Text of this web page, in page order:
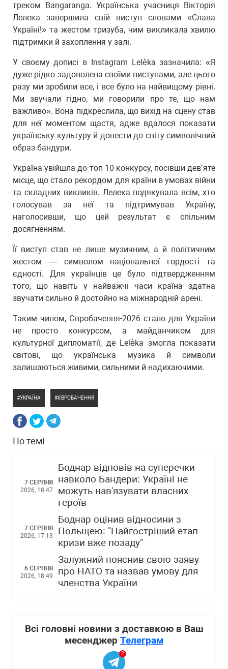
треком Bangaranga. Українська учасниця Вікторія
Лелека завершила свій виступ словами «Слава
Україні!» та жестом тризуба, чим викликала хвилю
підтримки й захоплення у залі.
У своєму дописі в Instagram Lelèka зазначила: «Я
дуже рідко задоволена своїми виступами, але цього
разу ми зробили все, і все було на найвищому рівні.
Ми звучали гідно, ми говорили про те, що нам
важливо». Вона підкреслила, що вихід на сцену став
для неї моментом щастя, адже вдалося показати
українську культуру й донести до світу символічний
образ бандури.
Україна увійшла до топ-10 конкурсу, посівши дев’яте
місце, що стало рекордом для країни в умовах війни
та складних викликів. Лелека подякувала всім, хто
голосував за неї та підтримував Україну,
наголосивши, що цей результат є спільним
досягненням.
Її виступ став не лише музичним, а й політичним
жестом — символом національної гордості та
єдності. Для українців це було підтвердженням
того, що навіть у найважчі часи країна здатна
звучати сильно й достойно на міжнародній арені.
Таким чином, Євробачення-2026 стало для України
не просто конкурсом, а майданчиком для
культурної дипломатії, де Lelèka змогла показати
світові, що українська музика й символи
залишаються живими, сильними й надихаючими.
УКРАЇНА ЄВРОБАЧЕННЯ
По темі
7 СЕРПНЯ
2026, 18:47
Боднар відповів на суперечки
навколо Бандери: Україні не
можуть нав'язувати власних
героїв
7 СЕРПНЯ
2026, 17:13
Боднар оцінив відносини з
Польщею: "Найгостріший етап
кризи вже позаду"
6 СЕРПНЯ
2026, 18:49
Залужний пояснив свою заяву
про НАТО та назвав умову для
членства України
Всі головні новини з доставкою в Ваш
месенджер Телеграм
2